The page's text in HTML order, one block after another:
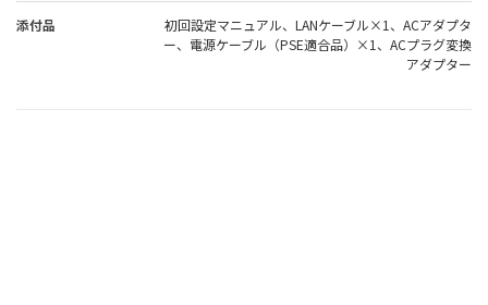
添付品
初回設定マニュアル、LANケーブル×1、ACアダプタ
ー、電源ケーブル（PSE適合品）×1、ACプラグ変換
アダプター